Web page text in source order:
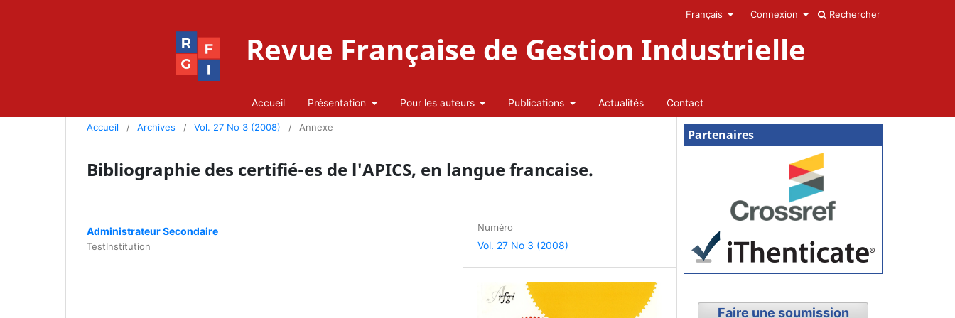
Revue Française de Gestion Industrielle
Accueil Présentation Pour les auteurs Publications Actualités Contact
Rechercher
Français Connexion
Accueil / Archives / Vol. 27 No 3 (2008) / Annexe
Bibliographie des certifié-es de l'APICS, en langue francaise.
Administrateur Secondaire
TestInstitution
Numéro
Vol. 27 No 3 (2008)
Partenaires
Faire une soumission